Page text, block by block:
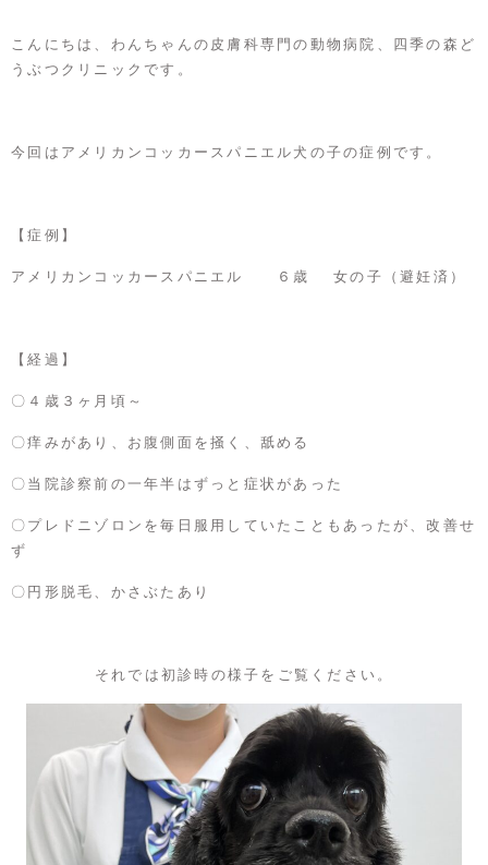
こんにちは、わんちゃんの皮膚科専門の動物病院、四季の森ど
うぶつクリニックです。
今回はアメリカンコッカースパニエル犬の子の症例です。
【症例】
アメリカンコッカースパニエル ６歳 女の子（避妊済）
【経過】
〇４歳３ヶ月頃～
〇痒みがあり、お腹側面を掻く、舐める
〇当院診察前の一年半はずっと症状があった
〇プレドニゾロンを毎日服用していたこともあったが、改善せ
ず
〇円形脱毛、かさぶたあり
それでは初診時の様子をご覧ください。